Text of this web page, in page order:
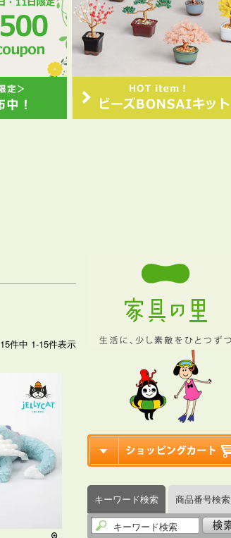
15件中 1-15件表示
キーワード検索 商品番号検索